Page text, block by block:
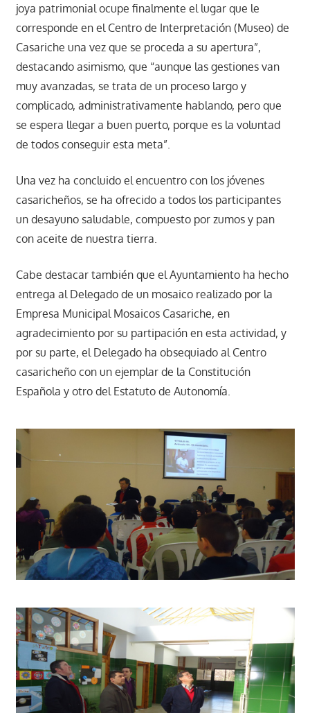
joya patrimonial ocupe finalmente el lugar que le
corresponde en el Centro de Interpretación (Museo) de
Casariche una vez que se proceda a su apertura”,
destacando asimismo, que “aunque las gestiones van
muy avanzadas, se trata de un proceso largo y
complicado, administrativamente hablando, pero que
se espera llegar a buen puerto, porque es la voluntad
de todos conseguir esta meta”.
Una vez ha concluido el encuentro con los jóvenes
casaricheños, se ha ofrecido a todos los participantes
un desayuno saludable, compuesto por zumos y pan
con aceite de nuestra tierra.
Cabe destacar también que el Ayuntamiento ha hecho
entrega al Delegado de un mosaico realizado por la
Empresa Municipal Mosaicos Casariche, en
agradecimiento por su partipación en esta actividad, y
por su parte, el Delegado ha obsequiado al Centro
casaricheño con un ejemplar de la Constitución
Española y otro del Estatuto de Autonomía.